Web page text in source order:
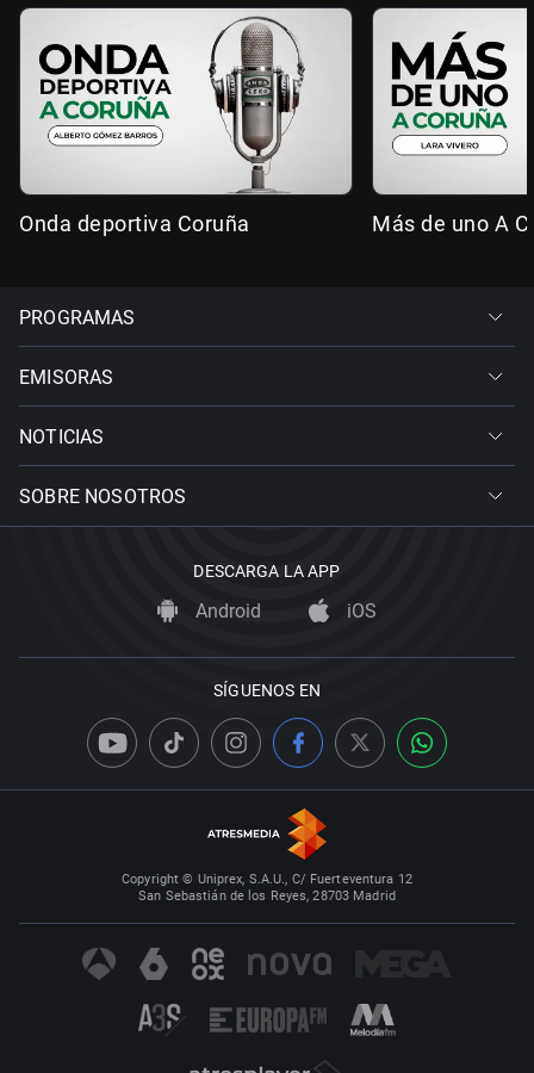
Onda deportiva Coruña Más de uno A
PROGRAMAS
EMISORAS
NOTICIAS
SOBRE NOSOTROS
DESCARGA LA APP
Android iOS
SÍGUENOS EN
Copyright © Uniprex, S.A.U., C/ Fuerteventura 12
San Sebastián de los Reyes, 28703 Madrid